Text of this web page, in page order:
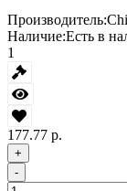
Производитель:
Наличие:Есть в
1
177.77 р.
+
-